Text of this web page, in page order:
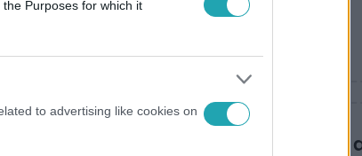
Purposes for which it
to advertising like cookies on
25 százalékkal tovább drágulhat